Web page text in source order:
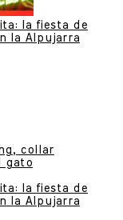
la fiesta de
la Alpujarra
collar
gato
la fiesta de
la Alpujarra